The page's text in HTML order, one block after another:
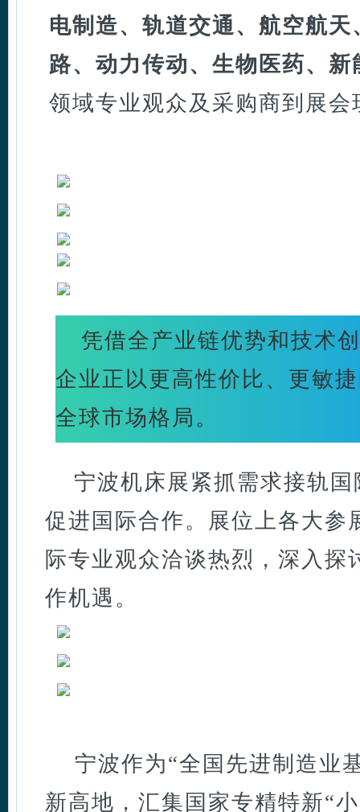
电制造、轨道交通、航空航
路、动力传动、生物医药、新
领域专业观众及采购商到展
凭借全产业链优势和技术
企业正以更高性价比、更敏
全球市场格局。
宁波机床展紧抓需求接轨
促进国际合作。展位上各大参
际专业观众洽谈热烈，深入探
作机遇。
宁波作为“全国先进制造业
新高地，汇集国家专精特新“